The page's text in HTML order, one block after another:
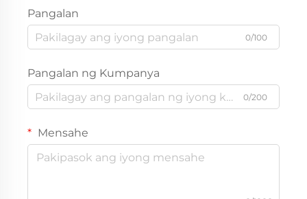
Pangalan
0/100
Pangalan ng Kumpanya
0/200
Mensahe